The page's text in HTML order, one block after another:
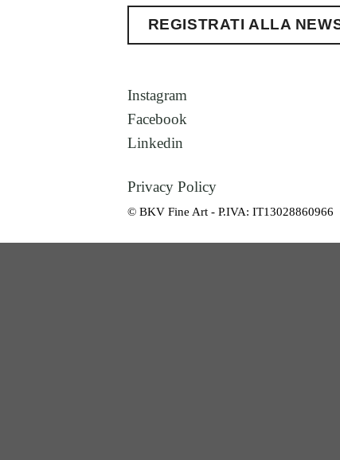
REGISTRATI ALLA
Instagram
Facebook
Linkedin
Privacy Policy
© BKV Fine Art - P.IVA: IT13028860966